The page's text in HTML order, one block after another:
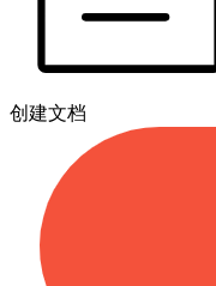
创建文档